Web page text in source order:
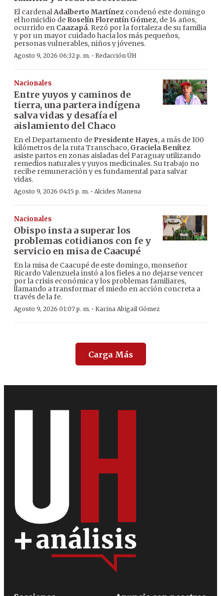
El cardenalAdalberto Martínez condenó este domingo
el homicidio de Roselín Florentín Gómez, de 14 años,
ocurrido en Caazapá. Rezó por la fortaleza de su familia
y por un mayor cuidado hacia los más pequeños,
personas vulnerables, niños y jóvenes.
Agosto 9, 2026 06:32 p. m. · Redacción ÚH
Nacionales
Entre yuyos y caminos de
tierra, una partera indígena
salva vidas y desafía el
aislamiento del Chaco
En el Departamento de Presidente Hayes, a más de 100
kilómetros de la ruta Transchaco, Graciela Benítez
asiste partos en zonas aisladas del Paraguay utilizando
remedios naturales y yuyos medicinales. Su trabajo no
recibe remuneración y es fundamental para salvar
vidas.
Agosto 9, 2026 04:15 p. m. · Alcides Manena
Nacionales
Obispo insta a superar los
problemas cotidianos con fe y
servicio en misa de Caacupé
En la misa de Caacupé de este domingo, monseñor
Ricardo Valenzuela instó a los fieles a no dejarse vencer
por la crisis económica y los problemas familiares,
llamando a transformar el miedo en acción concreta a
través de la fe.
Agosto 9, 2026 01:07 p. m. · Karina Abigail Gómez
Carga Más